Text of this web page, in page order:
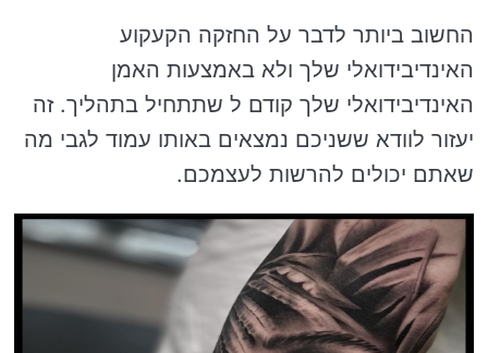
החשוב ביותר לדבר על החזקה הקעקוע
האינדיבידואלי שלך ולא באמצעות האמן
האינדיבידואלי שלך קודם ל שתתחיל בתהליך. זה
יעזור לוודא ששניכם נמצאים באותו עמוד לגבי מה
שאתם יכולים להרשות לעצמכם.